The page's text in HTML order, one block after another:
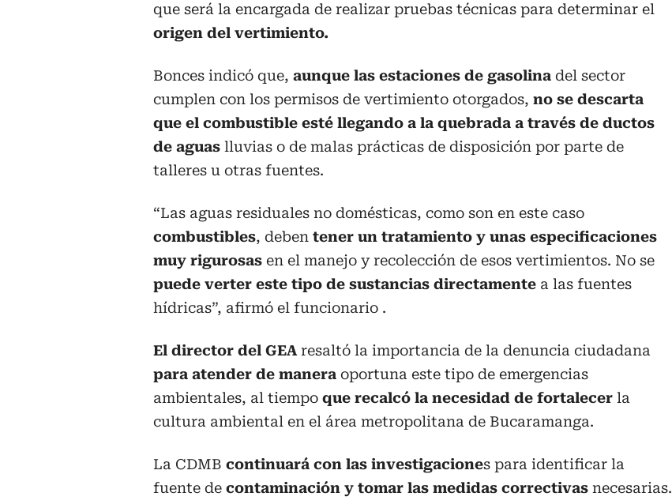
que será la encargada de realizar pruebas técnicas para determinar el
origen del vertimiento.
Bonces indicó que, aunque las estaciones de gasolina del sector
cumplen con los permisos de vertimiento otorgados, no se descarta
que el combustible esté llegando a la quebrada a través de ductos
de aguas lluvias o de malas prácticas de disposición por parte de
talleres u otras fuentes.
“Las aguas residuales no domésticas, como son en este caso
combustibles, deben tener un tratamiento y unas especificaciones
muy rigurosas en el manejo y recolección de esos vertimientos. No se
puede verter este tipo de sustancias directamente a las fuentes
hídricas”, afirmó el funcionario .
El director del GEAresaltó la importancia de la denuncia ciudadana
para atender de manera oportuna este tipo de emergencias
ambientales, al tiempo que recalcó la necesidad de fortalecer la
cultura ambiental en el área metropolitana de Bucaramanga.
La CDMB continuará con las investigaciones para identificar la
fuente de contaminación y tomar las medidas correctivas necesarias.